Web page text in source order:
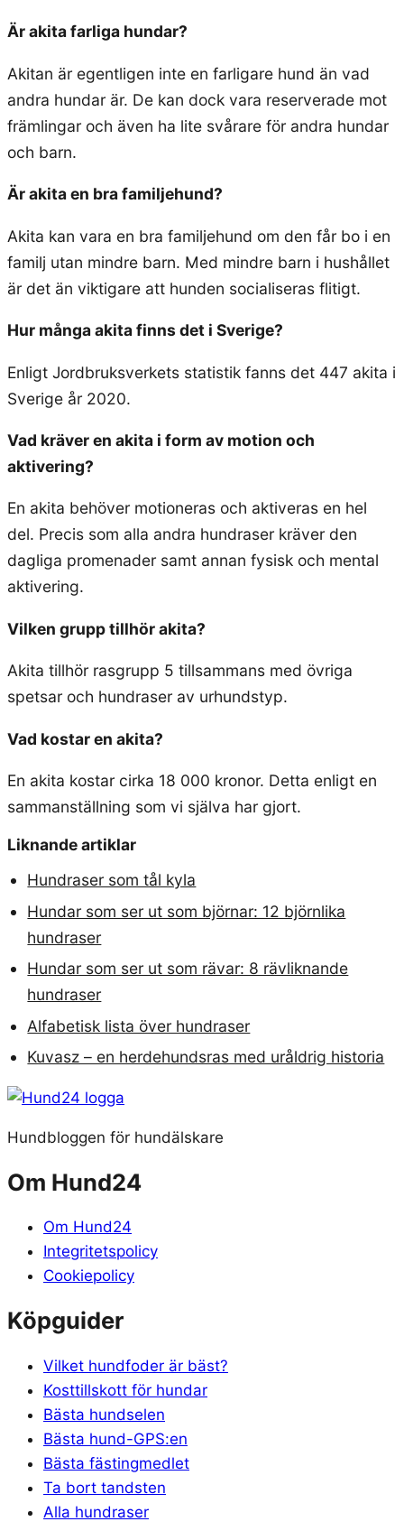
Är akita farliga hundar?
Akitan är egentligen inte en farligare hund än vad
andra hundar är. De kan dock vara reserverade mot
främlingar och även ha lite svårare för andra hundar
och barn.
Är akita en bra familjehund?
Akita kan vara en bra familjehund om den får bo i en
familj utan mindre barn. Med mindre barn i hushållet
är det än viktigare att hunden socialiseras flitigt.
Hur många akita finns det i Sverige?
Enligt Jordbruksverkets statistik fanns det 447 akita i
Sverige år 2020.
Vad kräver en akita i form av motion och
aktivering?
En akita behöver motioneras och aktiveras en hel
del. Precis som alla andra hundraser kräver den
dagliga promenader samt annan fysisk och mental
aktivering.
Vilken grupp tillhör akita?
Akita tillhör rasgrupp 5 tillsammans med övriga
spetsar och hundraser av urhundstyp.
Vad kostar en akita?
En akita kostar cirka 18 000 kronor. Detta enligt en
sammanställning som vi själva har gjort.
Liknande artiklar
Hundraser som tål kyla
Hundar som ser ut som björnar: 12 björnlika
hundraser
Hundar som ser ut som rävar: 8 rävliknande
hundraser
Alfabetisk lista över hundraser
Kuvasz – en herdehundsras med uråldrig historia
Hundbloggen för hundälskare
Om Hund24
Om Hund24
Integritetspolicy
Cookiepolicy
Köpguider
Vilket hundfoder är bäst?
Kosttillskott för hundar
Bästa hundselen
Bästa hund-GPS:en
Bästa fästingmedlet
Ta bort tandsten
Alla hundraser